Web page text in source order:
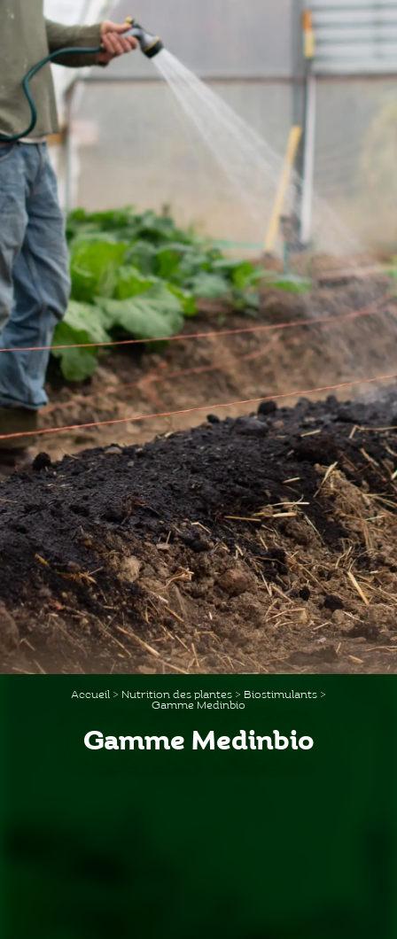
Accueil > Nutrition des plantes > Biostimulants >
Gamme Medinbio
Gamme Medinbio